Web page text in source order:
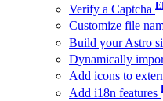
Verify a Captcha
Customize file
Build your Astro
Dynamically
Add icons to
Add i18n features